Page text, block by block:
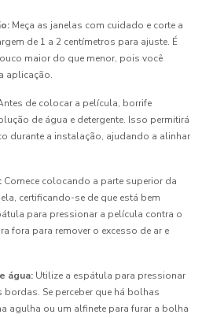
Meça as janelas com cuidado e corte a
de 1 a 2 centímetros para ajuste. É
maior do que menor, pois você
aplicação.
de colocar a película, borrife
de água e detergente. Isso permitirá
durante a instalação, ajudando a alinhar
Comece colocando a parte superior da
certificando-se de que está bem
para pressionar a película contra o
fora para remover o excesso de ar e
água: Utilize a espátula para pressionar
Se perceber que há bolhas
agulha ou um alfinete para furar a bolha